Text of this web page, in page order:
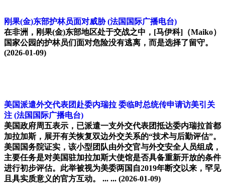
刚果(金)东部护林员面对威胁 (法国国际广播电台)
在非洲，刚果(金)东部地区处于交战之中，[马伊科]（Maiko）
国家公园的护林员们面对危险没有逃离，而是选择了留守。
(2026-01-09)
美国派遣外交代表团赴委内瑞拉 委临时总统传申请访美引关
注 (法国国际广播电台)
美国政府周五表示，已派遣一支外交代表团抵达委内瑞拉首都
加拉加斯，展开有关恢复双边外交关系的“技术与后勤评估”。
美国国务院证实，该小型团队由外交官与外交安全人员组成，
主要任务是对美国驻加拉加斯大使馆是否具备重新开放的条件
进行初步评估。此举被视为美委两国自2019年断交以来，罕见
且具实质意义的官方互动。 ... ... (2026-01-09)